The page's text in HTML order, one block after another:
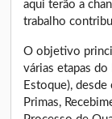
aqui terão a
trabalho
O objetivo
várias etapas
Estoque),
Primas,